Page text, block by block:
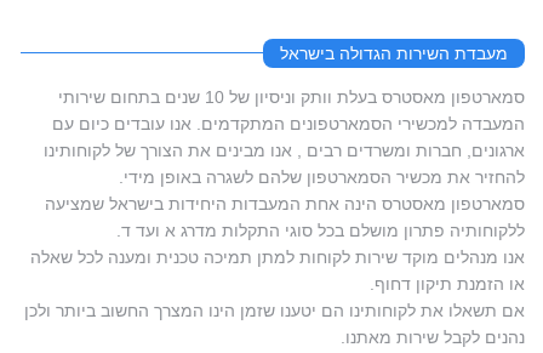
מעבדת השירות הגדולה בישראל
סמארטפון מאסטרס בעלת וותק וניסיון של 10 שנים בתחום שירותי
המעבדה למכשירי הסמארטפונים המתקדמים. אנו עובדים כיום עם
ארגונים, חברות ומשרדים רבים , אנו מבינים את הצורך של לקוחותינו
להחזיר את מכשיר הסמארטפון שלהם לשגרה באופן מידי.
סמארטפון מאסטרס הינה אחת המעבדות היחידות בישראל שמציעה
ללקוחותיה פתרון מושלם בכל סוגי התקלות מדרג א ועד ד.
אנו מנהלים מוקד שירות לקוחות למתן תמיכה טכנית ומענה לכל שאלה
או הזמנת תיקון דחוף.
אם תשאלו את לקוחותינו הם יטענו שזמן הינו המצרך החשוב ביותר ולכן
נהנים לקבל שירות מאתנו.